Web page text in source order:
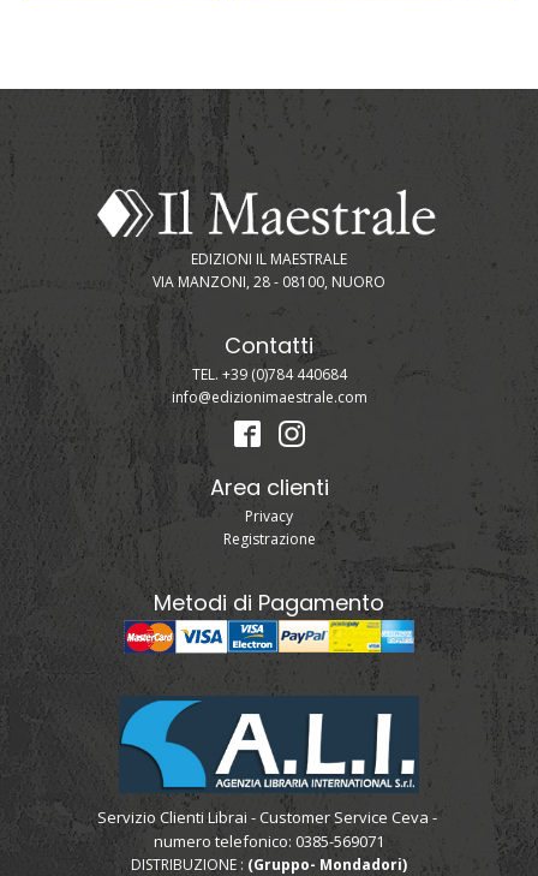
EDIZIONI IL MAESTRALE
VIA MANZONI, 28 - 08100, NUORO
Contatti
TEL. +39 (0)784 440684
info@edizionimaestrale.com
Area clienti
Privacy
Registrazione
Metodi di Pagamento
Servizio Clienti Librai - Customer Service Ceva -
numero telefonico: 0385-569071
DISTRIBUZIONE : (Gruppo- Mondadori)